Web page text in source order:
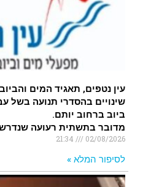
עין נטפים, תאגיד המים
שינויים בהסדרי תנועה בשל
ביוב ברחוב יותם.
מדובר בתשתית רעועה
02/08/2026
לסיפור המלא »